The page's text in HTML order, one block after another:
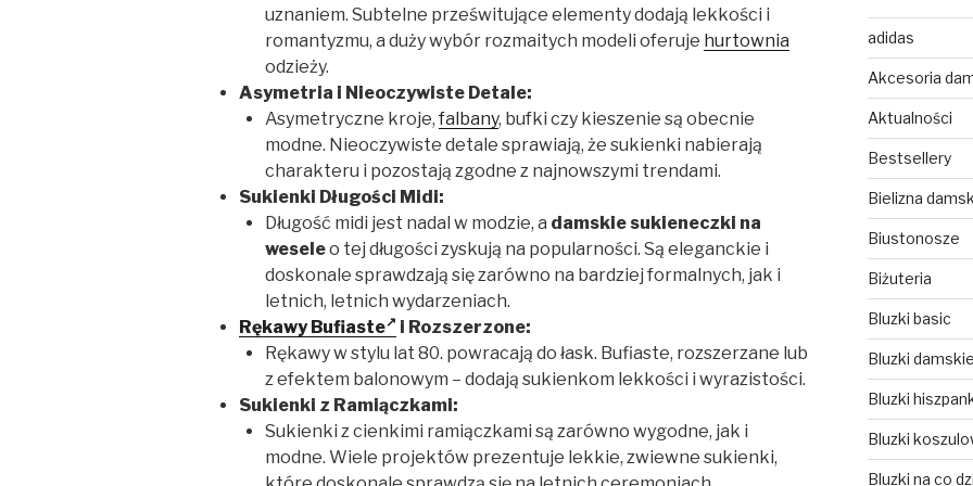
uznaniem. Subtelne prześwitujące elementy dodają lekkości i
romantyzmu, a duży wybór rozmaitych modeli oferuje hurtownia
odzieży.
Asymetria i Nieoczywiste Detale:
Asymetryczne kroje, falbany, bufki czy kieszenie są obecnie
modne. Nieoczywiste detale sprawiają, że sukienki nabierają
charakteru i pozostają zgodne z najnowszymi trendami.
Sukienki Długości Midi:
Długość midi jest nadal w modzie, a damskiesukieneczki na
weseleo tej długości zyskują na popularności. Są eleganckie i
doskonale sprawdzają się zarówno na bardziej formalnych, jak i
letnich, letnich wydarzeniach.
Rękawy Bufiaste
i Rozszerzone:
Rękawy w stylu lat 80. powracają do łask. Bufiaste, rozszerzane lub
z efektem balonowym – dodają sukienkom lekkości i wyrazistości.
Sukienki z Ramiączkami:
Sukienki z cienkimi ramiączkami są zarówno wygodne, jak i
modne. Wiele projektów prezentuje lekkie, zwiewne sukienki,
adidas
Akcesoria
Aktualności
Bestsellery
Bielizna
Biustonosze
Biżuteria
Bluzki basic
Bluzki damskie
Bluzki
Bluzki
Bluzki na co